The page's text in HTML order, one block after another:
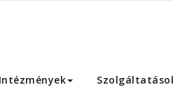
Intézmények